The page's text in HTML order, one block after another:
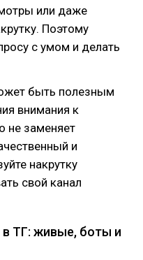
или даже
Поэтому
с умом и делать
быть полезным
внимания к
не заменяет
и
накрутку
свой канал
ТГ: живые, боты и